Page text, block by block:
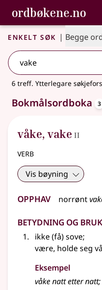
Gå til hovudinnhald
Tilgjenge
ordbøkene.no,
Bokmålsordboka og
Enkelt søk | Begge
6 treff. Ytterlegare
Bokmålsordboka 3
våke, vake 2
II
verb
Vis bøyning
Opphav norrønt
Betydning og bruk
ikke (få) sove;
være, holde seg
Eksempel
våkenatt etter natt;